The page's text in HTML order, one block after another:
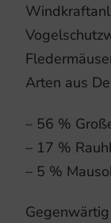
Arten aus
– 56 %
– 17 %
– 5 %